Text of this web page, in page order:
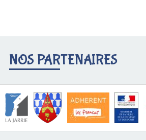
NOS PARTENAIRES